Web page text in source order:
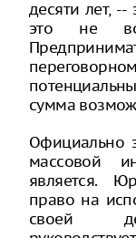
десяти лет,
это не
сумма
Официально
массовой
является.
право на
своей